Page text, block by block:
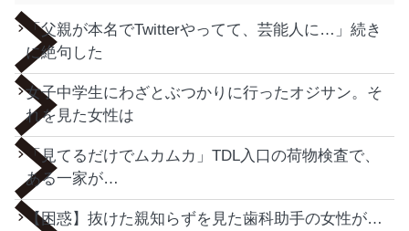
「父親が本名でTwitterやってて、芸能人に…」続き
に絶句した
女子中学生にわざとぶつかりに行ったオジサン。そ
れを見た女性は
「見てるだけでムカムカ」TDL入口の荷物検査で、
ある一家が…
【困惑】抜けた親知らずを見た歯科助手の女性が…